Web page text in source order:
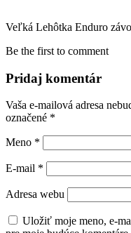
Veľká Lehôtka Enduro
Be the first to comment
Pridaj komentár
Vaša e-mailová adresa
označené *
Meno *
E-mail *
Adresa webu
Uložiť moje meno, e-